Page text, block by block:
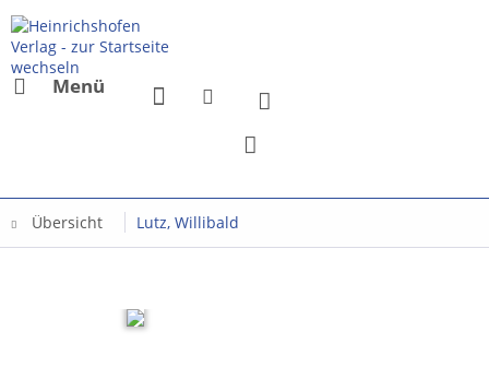
Menü
Übersicht Lutz, Willibald